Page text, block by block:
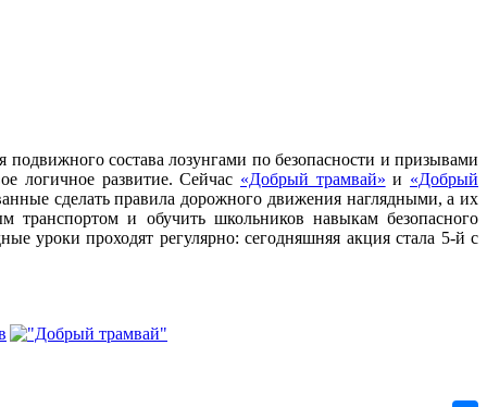
состава лозунгами по безопасности и призывами
логичное развитие. Сейчас «Добрый трамвай» и «Добрый
сделать правила дорожного движения наглядными, а их
транспортом и обучить школьников навыкам безопасного
уроки проходят регулярно: сегодняшняя акция стала 5-й с